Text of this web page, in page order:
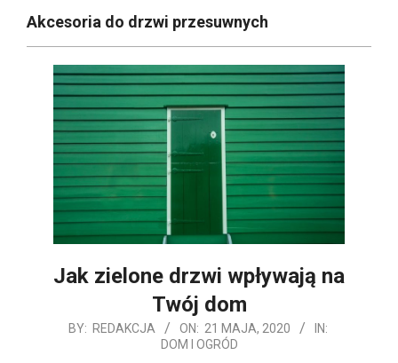
NavigationAkcesoria do drzwi przesuwnych
Jak zielone drzwi wpływają na
Twój dom
2020-
BY: REDAKCJA ON: 21 MAJA, 2020
IN:
DOM I OGRÓD